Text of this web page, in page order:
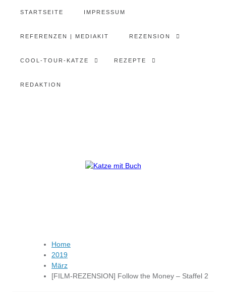
STARTSEITE IMPRESSUM
REFERENZEN | MEDIAKIT REZENSION
COOL-TOUR-KATZE REZEPTE
REDAKTION
Home
2019
März
[FILM-REZENSION] Follow the Money – Staffel 2